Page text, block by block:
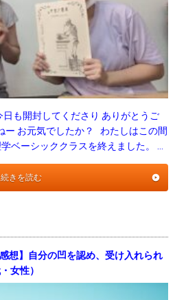
も開封してくださり ありがとうご
お元気でしたか？ わたしはこの間
ベーシッククラスを終えました。 …
続きを読む
想】自分の凹を認め、受け入れられ
女性）